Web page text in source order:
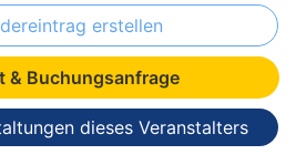
erstellen
& Buchungsanfrage
dieses Veranstalters